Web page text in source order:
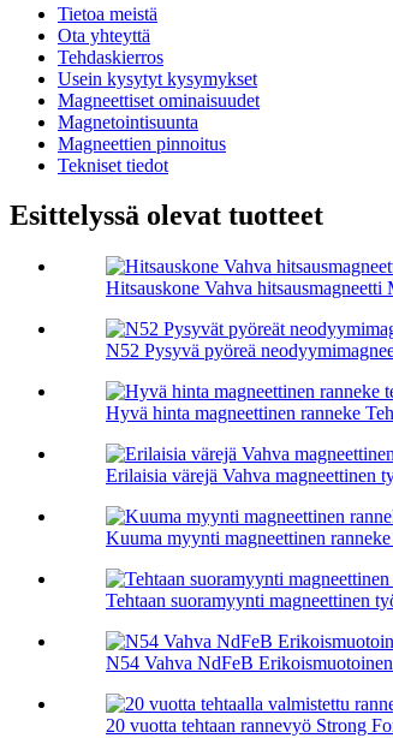
Tietoa meistä
Ota yhteyttä
Tehdaskierros
Usein kysytyt kysymykset
Magneettiset ominaisuudet
Magnetointisuunta
Magneettien pinnoitus
Tekniset tiedot
Esittelyssä olevat tuotteet
Hitsauskone Vahva hitsausmagneetti
N52 Pysyvä pyöreä
Hyvä hinta magneettinen ranneke
Erilaisia ​​värejä Vahva magneettinen
Kuuma myynti magneettinen
Tehtaan suoramyynti magneettinen
N54 Vahva NdFeB
20 vuotta tehtaan rannevyö Strong